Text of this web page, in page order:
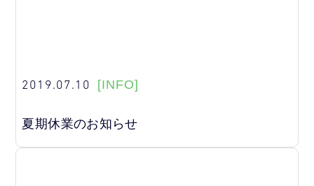
2019.07.10 [INFO]
夏期休業のお知らせ